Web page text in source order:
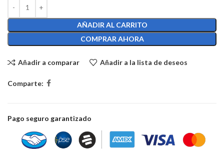
AÑADIR AL CARRITO
COMPRAR AHORA
Añadir a comparar Añadir a la lista de deseos
Comparte:
Pago seguro garantizado